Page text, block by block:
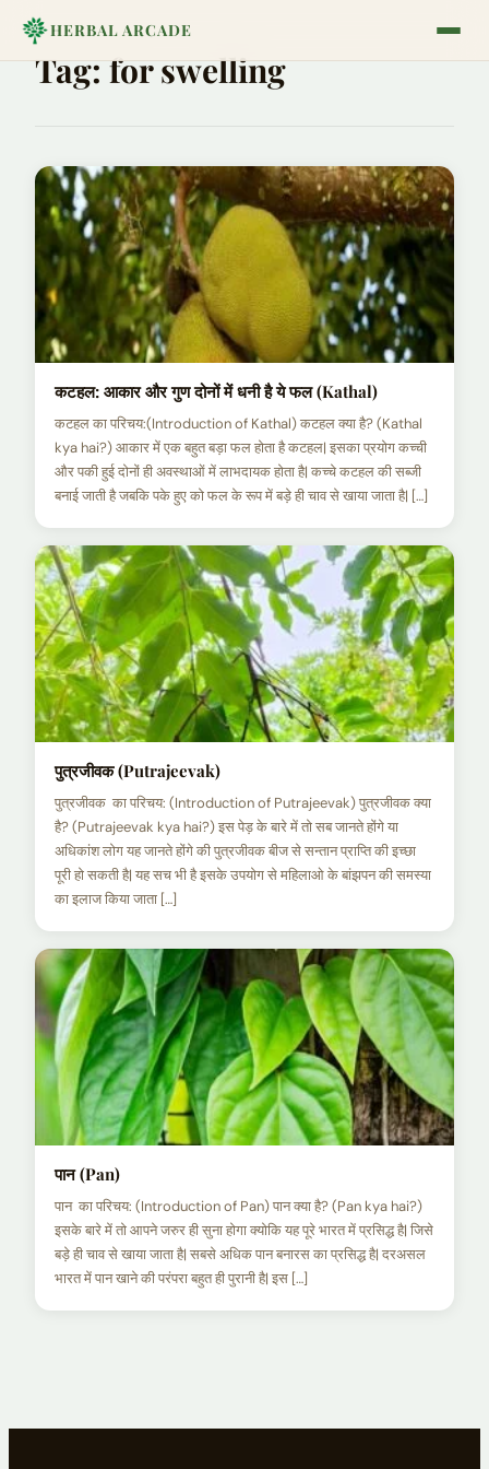
HERBAL ARCADE
Tag:for swelling
कटहल: आकार और गुण दोनों में धनी है ये फल (Kathal)
कटहल का परिचय:(Introduction of Kathal) कटहल क्या है? (Kathal
kya hai?) आकार में एक बहुत बड़ा फल होता है कटहल| इसका प्रयोग कच्ची
और पकी हुई दोनों ही अवस्थाओं में लाभदायक होता है| कच्चे कटहल की सब्जी
बनाई जाती है जबकि पके हुए को फल के रूप में बड़े ही चाव से खाया जाता है| […]
पुत्रजीवक (Putrajeevak)
पुत्रजीवक का परिचय: (Introduction of Putrajeevak) पुत्रजीवक क्या
है? (Putrajeevak kya hai?) इस पेड़ के बारे में तो सब जानते होंगे या
अधिकांश लोग यह जानते होंगे की पुत्रजीवक बीज से सन्तान प्राप्ति की इच्छा
पूरी हो सकती है| यह सच भी है इसके उपयोग से महिलाओ के बांझपन की समस्या
का इलाज किया जाता […]
पान (Pan)
पान का परिचय: (Introduction of Pan) पान क्या है? (Pan kya hai?)
इसके बारे में तो आपने जरुर ही सुना होगा क्योकि यह पूरे भारत में प्रसिद्ध है| जिसे
बड़े ही चाव से खाया जाता है| सबसे अधिक पान बनारस का प्रसिद्ध है| दरअसल
भारत में पान खाने की परंपरा बहुत ही पुरानी है| इस […]